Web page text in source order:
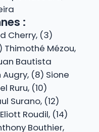
:
Cherry, (3)
Mézou,
Bautista
(8) Sione
Ruru, (10)
Surano, (12)
Roudil, (14)
Bouthier,